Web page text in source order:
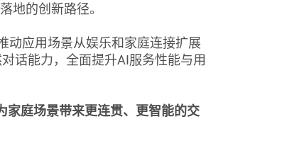
地的创新路径。
动应用场景从娱乐和家庭连接扩展
话能力，全面提升AI服务性能与用
家庭场景带来更连贯、更智能的交